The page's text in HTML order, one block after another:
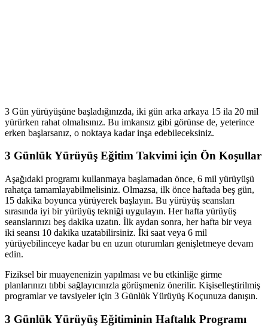
3 Gün yürüyüşüne başladığınızda, iki gün arka arkaya 15 ila 20 mil
yürürken rahat olmalısınız. Bu imkansız gibi görünse de, yeterince
erken başlarsanız, o noktaya kadar inşa edebileceksiniz.
3 Günlük Yürüyüş Eğitim Takvimi için Ön Koşullar
Aşağıdaki programı kullanmaya başlamadan önce, 6 mil yürüyüşü
rahatça tamamlayabilmelisiniz. Olmazsa, ilk önce haftada beş gün,
15 dakika boyunca yürüyerek başlayın. Bu yürüyüş seansları
sırasında iyi bir yürüyüş tekniği uygulayın. Her hafta yürüyüş
seanslarınızı beş dakika uzatın. İlk aydan sonra, her hafta bir veya
iki seansı 10 dakika uzatabilirsiniz. İki saat veya 6 mil
yürüyebilinceye kadar bu en uzun oturumları genişletmeye devam
edin.
Fiziksel bir muayenenizin yapılması ve bu etkinliğe girme
planlarınızı tıbbi sağlayıcınızla görüşmeniz önerilir. Kişiselleştirilmiş
programlar ve tavsiyeler için 3 Günlük Yürüyüş Koçunuza danışın.
3 Günlük Yürüyüş Eğitiminin Haftalık Programı